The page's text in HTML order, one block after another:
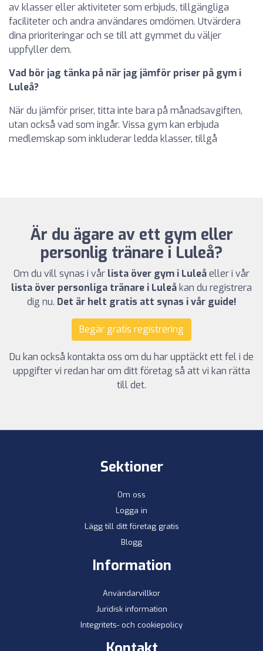
av klasser eller aktiviteter som erbjuds, tillgängliga
faciliteter och andra användares omdömen. Utvärdera
dina prioriteringar och se till att gymmet du väljer
uppfyller dem.
Vad bör jag tänka på när jag jämför priser på gym i
Luleå?
När du jämför priser, titta inte bara på månadsavgiften,
utan också vad som ingår. Vissa gym kan erbjuda
medlemskap som inkluderar ledda klasser, tillgå
Är du ägare av ett gym eller
personlig tränare i Luleå?
Om du vill synas i vår lista över gym i Luleåeller i vår
lista över personliga tränare i Luleåkan du registrera
dig nu. Det är helt gratis att synas i vår guide!
Begär gratis registrering
Du kan också kontakta oss om du har upptäckt ett fel i de
uppgifter vi redan har om ditt företag så att vi kan rätta
till det.
Sektioner
Om oss
Logga in
Lägg till ditt företag gratis
Blogg
Information
Användarvillkor
Juridisk information
Integritets- och cookiepolicy